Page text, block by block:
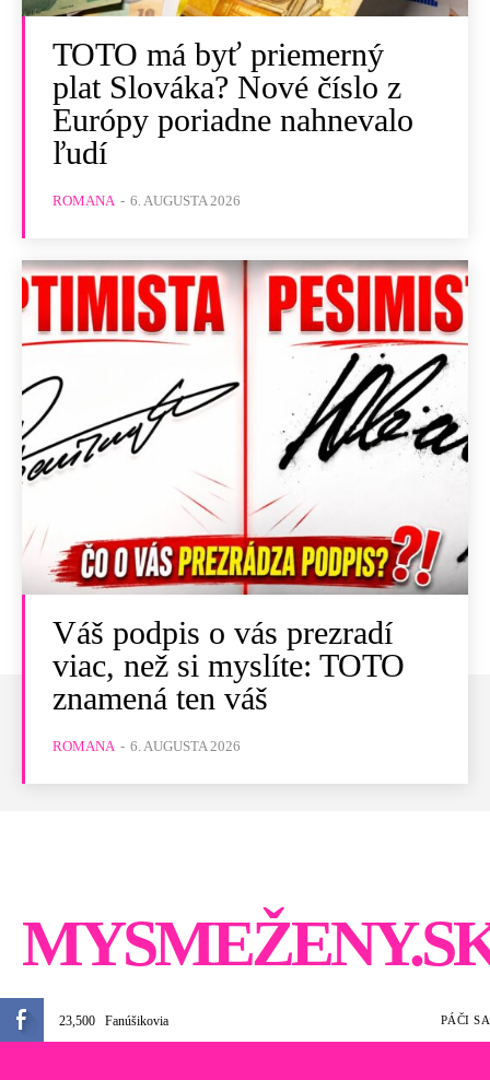
TOTO má byť priemerný
plat Slováka? Nové číslo z
Európy poriadne nahnevalo
ľudí
ROMANA - 6. AUGUSTA 2026
Váš podpis o vás prezradí
viac, než si myslíte: TOTO
znamená ten váš
ROMANA - 6. AUGUSTA 2026
23,500 Fanúšikovia PÁČI SA